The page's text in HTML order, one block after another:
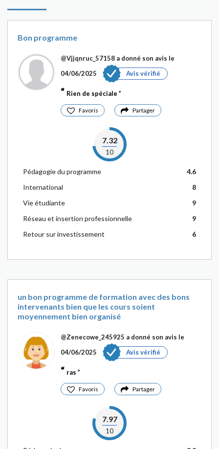
Bon programme
@Vjjqnruc_57158 a donné son avis le
04/06/2025
Avis vérifié
Rien de spéciale
Favoris Partager
7.32
10
Pédagogie du programme
4.6
International
8
Vie étudiante
9
Réseau et insertion professionnelle
9
Retour sur investissement
6
un bon programme de formation avec des bons
intervenants bien que les cours soient
moyennement bien organisé
@Zenecowe_245925 a donné son avis le
04/06/2025
Avis vérifié
ras
Favoris Partager
7.97
10